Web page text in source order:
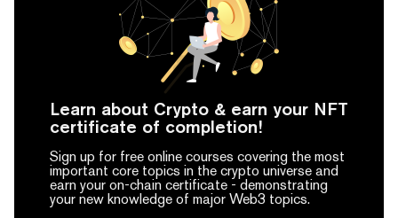
Learn about Crypto & earn your NFT
certificate of completion!
Sign up for free online courses covering the most
important core topics in the crypto universe and
earn your on-chain certificate - demonstrating
your new knowledge of major Web3 topics.